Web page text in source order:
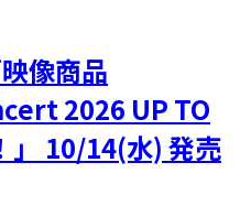
像商品
2026 UP TO
」 10/14(水) 発売